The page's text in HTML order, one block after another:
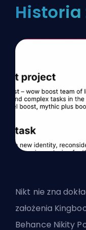
Historia
Nikt nie zna
założenia
Behance Nikity